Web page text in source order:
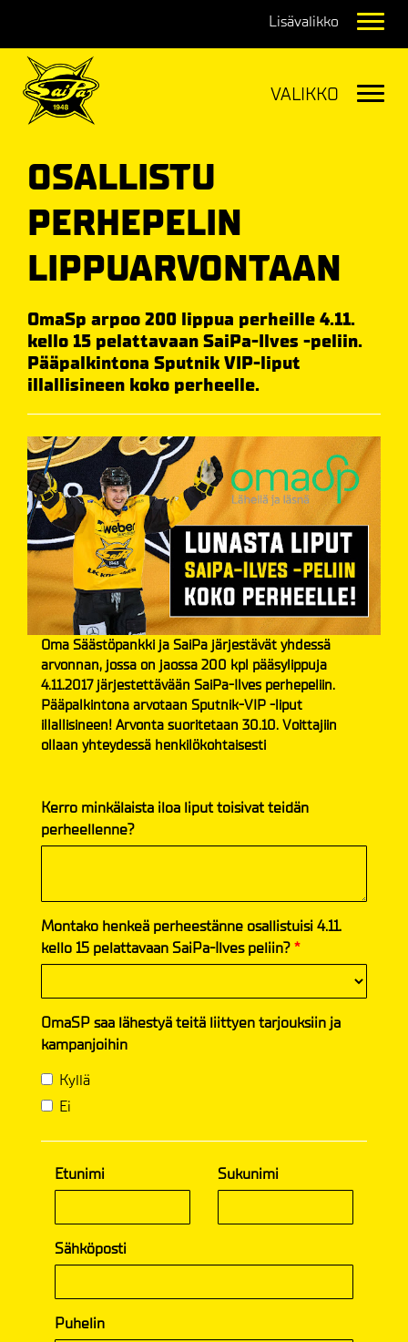
OSALLISTU
PERHEPELIN
LIPPUARVONTAAN
OmaSp arpoo 200 lippua perheille 4.11.
kello 15 pelattavaan SaiPa-Ilves -peliin.
Pääpalkintona Sputnik VIP-liput
illallisineen koko perheelle.
Oma Säästöpankki ja SaiPa järjestävät yhdessä
arvonnan, jossa on jaossa 200 kpl pääsylippuja
4.11.2017 järjestettävään SaiPa-Ilves perhepeliin.
Pääpalkintona arvotaan Sputnik-VIP -liput
illallisineen! Arvonta suoritetaan 30.10. Voittajiin
ollaan yhteydessä henkilökohtaisesti
Kerro minkälaista iloa liput toisivat teidän
perheellenne?
Montako henkeä perheestänne osallistuisi 4.11.
kello 15 pelattavaan SaiPa-Ilves peliin?*
OmaSP saa lähestyä teitä liittyen tarjouksiin ja
kampanjoihin
Kyllä
Ei
Etunimi Sukunimi
Sähköposti
Puhelin